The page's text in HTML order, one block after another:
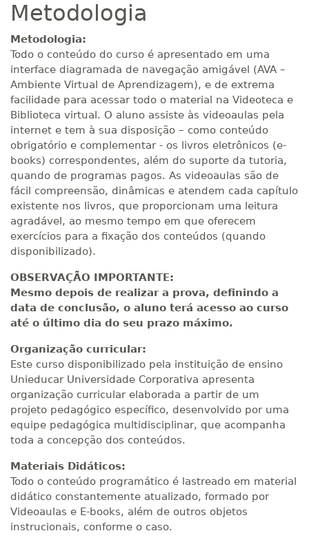
Metodologia
Metodologia:
Todo o conteúdo do curso é apresentado em uma
interface diagramada de navegação amigável (AVA –
Ambiente Virtual de Aprendizagem), e de extrema
facilidade para acessar todo o material na Videoteca e
Biblioteca virtual. O aluno assiste às videoaulas pela
internet e tem à sua disposição – como conteúdo
obrigatório e complementar - os livros eletrônicos (e-
books) correspondentes, além do suporte da tutoria,
quando de programas pagos. As videoaulas são de
fácil compreensão, dinâmicas e atendem cada capítulo
existente nos livros, que proporcionam uma leitura
agradável, ao mesmo tempo em que oferecem
exercícios para a fixação dos conteúdos (quando
disponibilizado).
OBSERVAÇÃO IMPORTANTE:
Mesmo depois de realizar a prova, definindo a
data de conclusão, o aluno terá acesso ao curso
até o último dia do seu prazo máximo.
Organização curricular:
Este curso disponibilizado pela instituição de ensino
Unieducar Universidade Corporativa apresenta
organização curricular elaborada a partir de um
projeto pedagógico específico, desenvolvido por uma
equipe pedagógica multidisciplinar, que acompanha
toda a concepção dos conteúdos.
Materiais Didáticos:
Todo o conteúdo programático é lastreado em material
didático constantemente atualizado, formado por
Videoaulas e E-books, além de outros objetos
instrucionais, conforme o caso.